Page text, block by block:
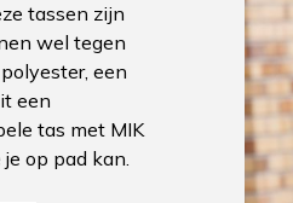
tassen zijn
wel tegen
een
een
tas met MIK
op pad kan.